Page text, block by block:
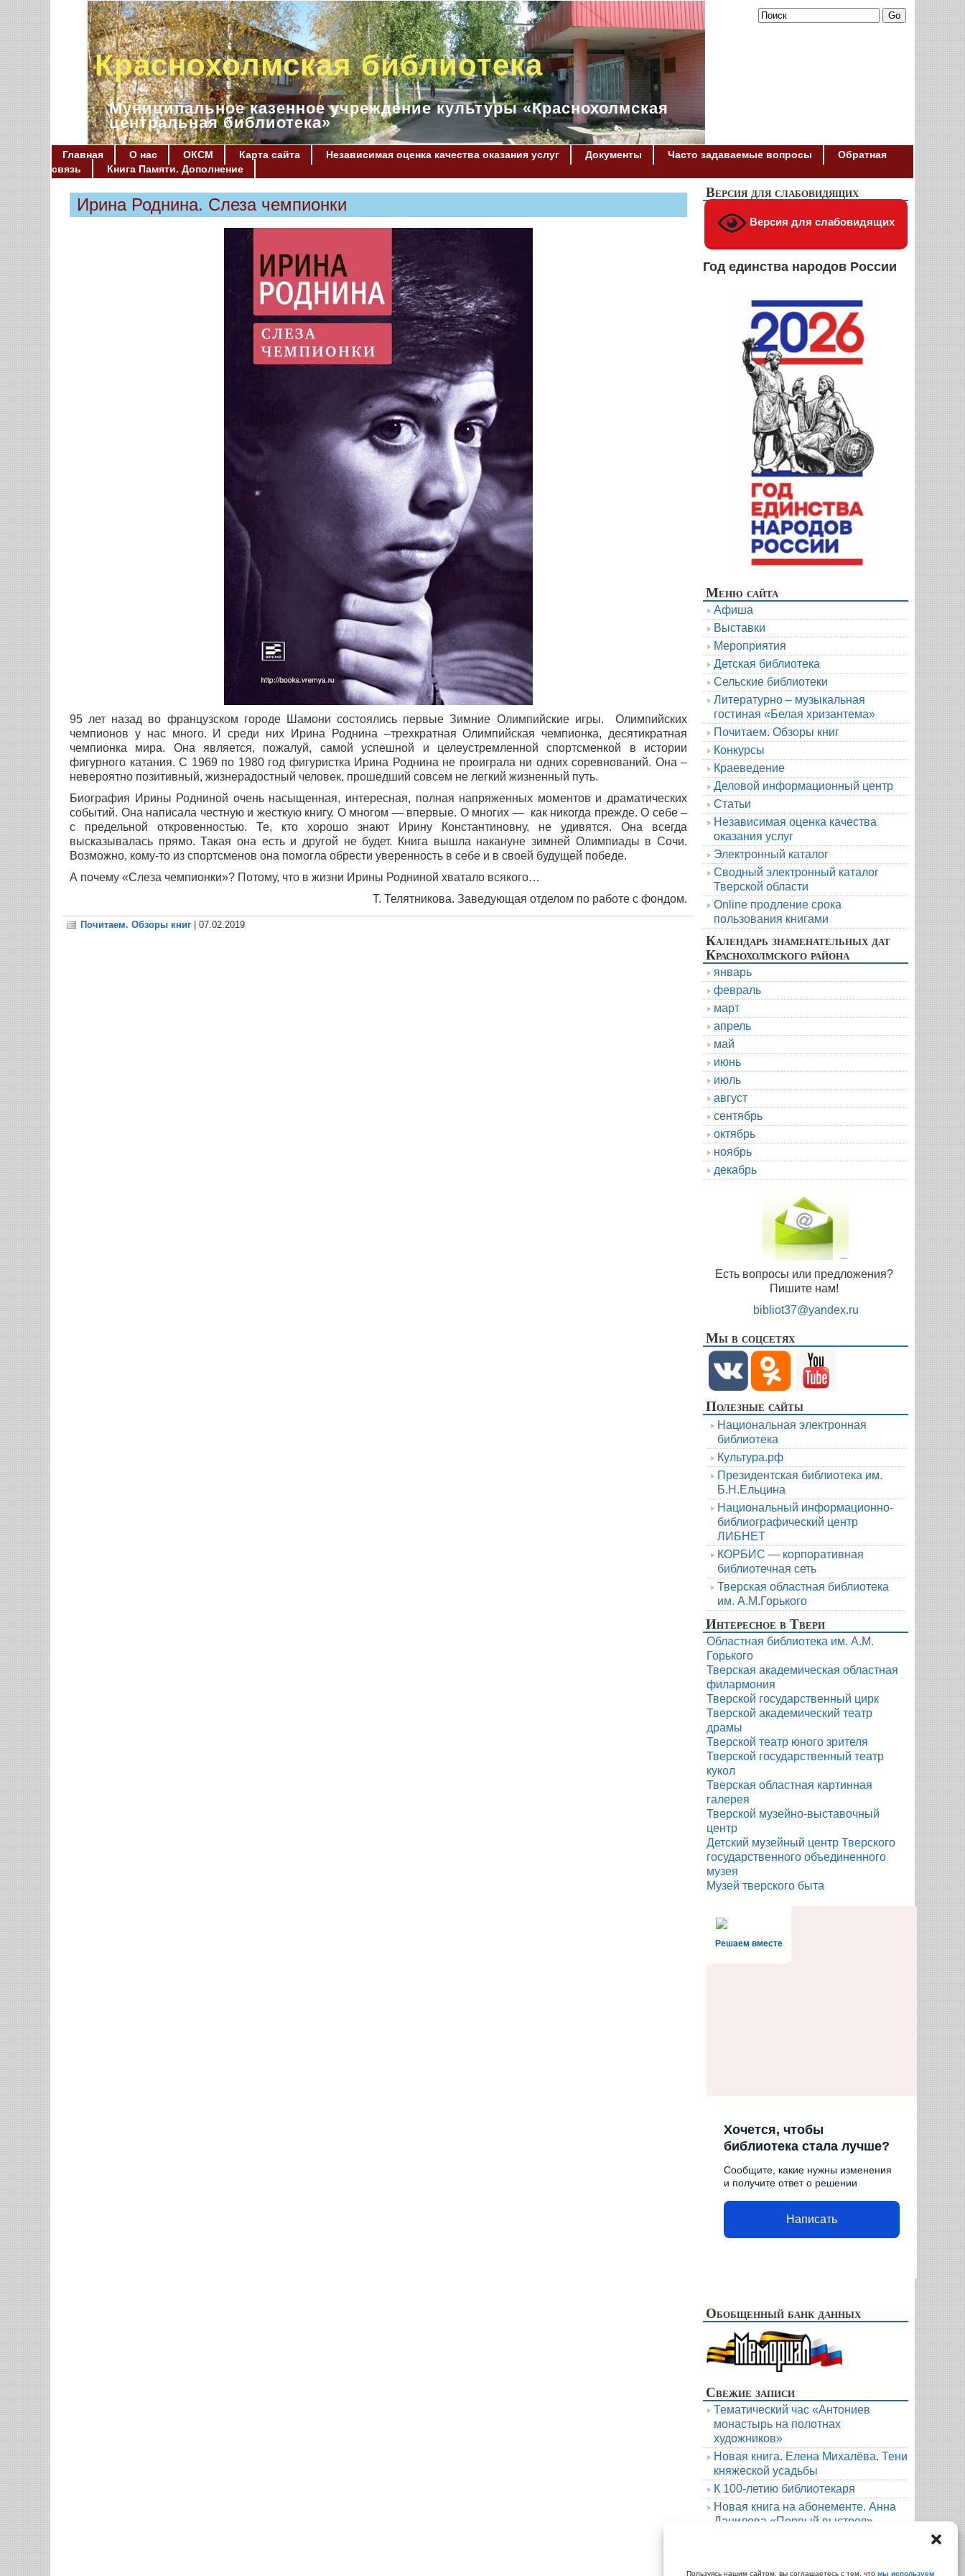
Пользуясь нашим сайтом, вы соглашаетесь с тем, что мы используем
Краснохолмская библиотека
Муниципальное казенное учреждение культуры «Краснохолмская
центральная библиотека»
Главная О нас ОКСМ Карта сайта Независимая оценка качества оказания услуг Документы Часто задаваемые вопросы
Обратная
связь
Книга Памяти. Дополнение
Ирина Роднина. Слеза чемпионки
95 лет назад во французском городе Шамони состоялись первые Зимние Олимпийские игры. Олимпийских
чемпионов у нас много. И среди них Ирина Роднина –трехкратная Олимпийская чемпионка, десятикратная
чемпионка мира. Она является, пожалуй, самой успешной и целеустремленной спортсменкой в истории
фигурного катания. С 1969 по 1980 год фигуристка Ирина Роднина не проиграла ни одних соревнований. Она –
невероятно позитивный, жизнерадостный человек, прошедший совсем не легкий жизненный путь.
Биография Ирины Родниной очень насыщенная, интересная, полная напряженных моментов и драматических
событий. Она написала честную и жесткую книгу. О многом — впервые. О многих — как никогда прежде. О себе –
с предельной откровенностью. Те, кто хорошо знают Ирину Константиновну, не удивятся. Она всегда
высказывалась прямо. Такая она есть и другой не будет. Книга вышла накануне зимней Олимпиады в Сочи.
Возможно, кому-то из спортсменов она помогла обрести уверенность в себе и в своей будущей победе.
А почему «Слеза чемпионки»? Потому, что в жизни Ирины Родниной хватало всякого…
Т. Телятникова. Заведующая отделом по работе с фондом.
Почитаем. Обзоры книг | 07.02.2019
Версия для слабовидящих
Версия для слабовидящих
Год единства народов России
Меню сайта
Афиша
Выставки
Мероприятия
Детская библиотека
Сельские библиотеки
Литературно – музыкальная
гостиная «Белая хризантема»
Почитаем. Обзоры книг
Конкурсы
Краеведение
Деловой информационный центр
Статьи
Независимая оценка качества
оказания услуг
Электронный каталог
Сводный электронный каталог
Тверской области
Online продление срока
пользования книгами
Календарь знаменательных дат
Краснохолмского района
январь
февраль
март
апрель
май
июнь
июль
август
сентябрь
октябрь
ноябрь
декабрь
Есть вопросы или предложения?
Пишите нам!
bibliot37@yandex.ru
Мы в соцсетях
Полезные сайты
Национальная электронная
библиотека
Культура.рф
Президентская библиотека им.
Б.Н.Ельцина
Национальный информационно-
библиографический центр
ЛИБНЕТ
КОРБИС — корпоративная
библиотечная сеть
Тверская областная библиотека
им. А.М.Горького
Интересное в Твери
Областная библиотека им. А.М.
Горького
Тверская академическая областная
филармония
Тверской государственный цирк
Тверской академический театр
драмы
Тверской театр юного зрителя
Тверской государственный театр
кукол
Тверская областная картинная
галерея
Тверской музейно-выставочный
центр
Детский музейный центр Тверского
государственного объединенного
музея
Музей тверского быта
Решаем вместе
Хочется, чтобы
библиотека стала лучше?
Сообщите, какие нужны изменения
и получите ответ о решении
Написать
Обобщенный банк данных
Свежие записи
Тематический час «Антониев
монастырь на полотнах
художников»
Новая книга. Елена Михалёва. Тени
княжеской усадьбы
К 100-летию библиотекаря
Новая книга на абонементе. Анна
Данилова «Первый выстрел»